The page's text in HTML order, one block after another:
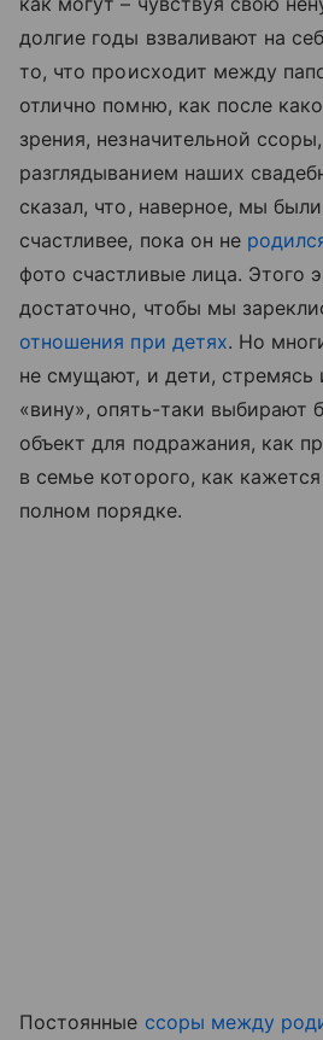
долгие годы взваливают на
то, что происходит между
отлично помню, как после
зрения, незначительной
разглядыванием наших
сказал, что, наверное, мы
счастливее, пока он не
фото счастливые лица. Этого
достаточно, чтобы мы
отношения при детях. Но
не смущают, и дети, стремясь
«вину», опять-таки выбирают
объект для подражания, как
в семье которого, как
полном порядке.
Постоянные ссоры между